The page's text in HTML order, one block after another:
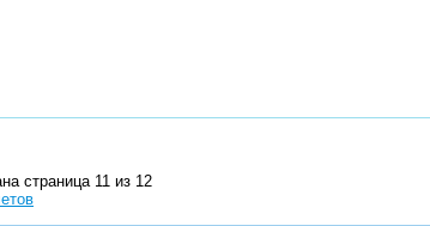
страница 11 из 12